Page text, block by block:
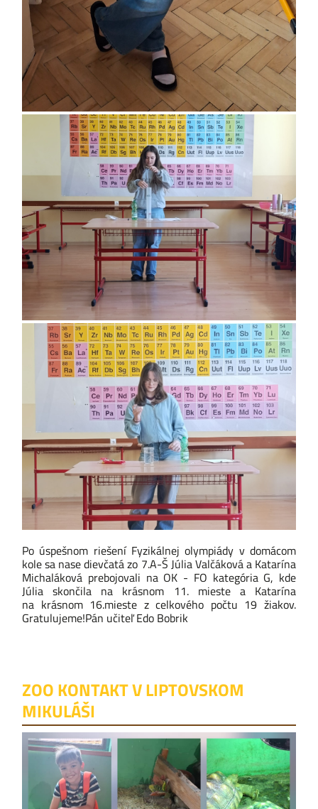
Po úspešnom riešení Fyzikálnej olympiády v domácom
kole sa nase dievčatá zo 7.A-Š Júlia Valčáková a Katarína
Michaláková prebojovali na OK - FO kategória G, kde
Júlia skončila na krásnom 11. mieste a Katarína
na krásnom 16.mieste z celkového počtu 19 žiakov.
Gratulujeme!Pán učiteľEdo Bobrik
ZOO KONTAKT V LIPTOVSKOM
MIKULÁŠI